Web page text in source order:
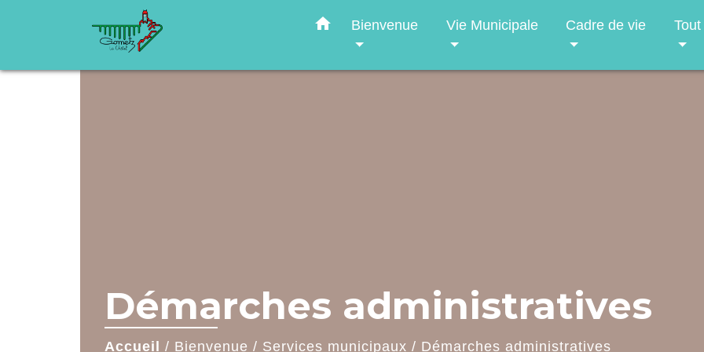
home Bienvenue Vie Municipale Cadre de vie
Démarches administratives
Accueil / Bienvenue / Services municipaux / Démarches administratives